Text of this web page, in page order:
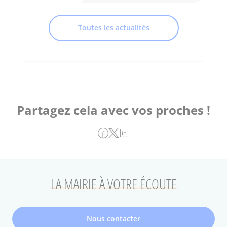
Toutes les actualités
Partagez cela avec vos proches !
LA MAIRIE À VOTRE ÉCOUTE
Nous contacter